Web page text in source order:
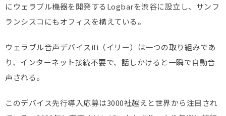
にウェラブル機器を開発するLogbarを渋谷に設立し、サンフ
ランシスコにもオフィスを構えている。
ウェラブル音声デバイスili（イリー）は一つの取り組みであ
り、インターネット接続不要で、話しかけると一瞬で自動音
声される。
このデバイス先行導入応募は3000社越えと世界から注目され